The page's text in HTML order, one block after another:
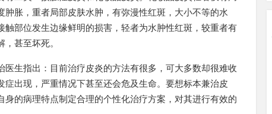
胀，重者局部皮肤水肿，有弥漫性红斑，大小不等的水
部位发生边缘鲜明的损害，轻者为水肿性红斑，较重者有
甚至坏死。
生指出：目前治疗皮炎的方法有很多，可大多数却很难收
出现，严重情况下甚至还会危及生命。要想标本兼治皮
的病理特点制定合理的个性化治疗方案，对其进行有效的